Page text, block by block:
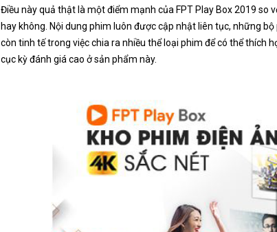
Điều này quả thật là một điểm mạnh của FPT Play Box 2019
hay không. Nội dung phim luôn được cập nhật liên tục, những
còn tinh tế trong việc chia ra nhiều thể loại phim để có thể thích
cục kỳ đánh giá cao ở sản phẩm này.